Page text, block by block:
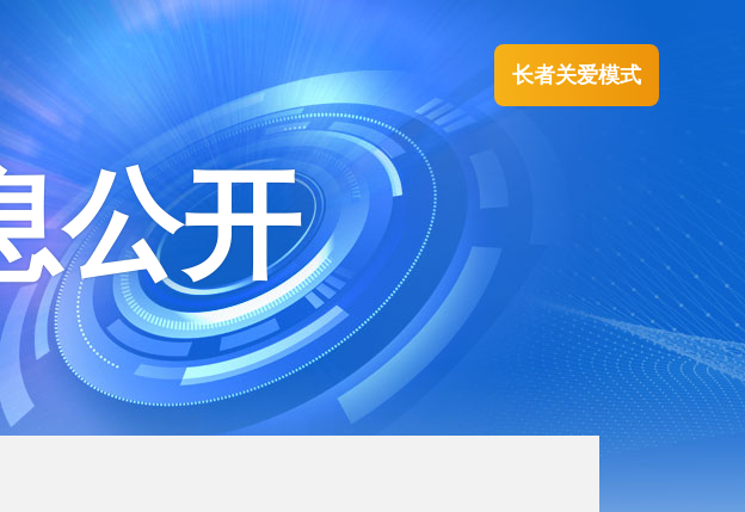
公开
长者关爱模式